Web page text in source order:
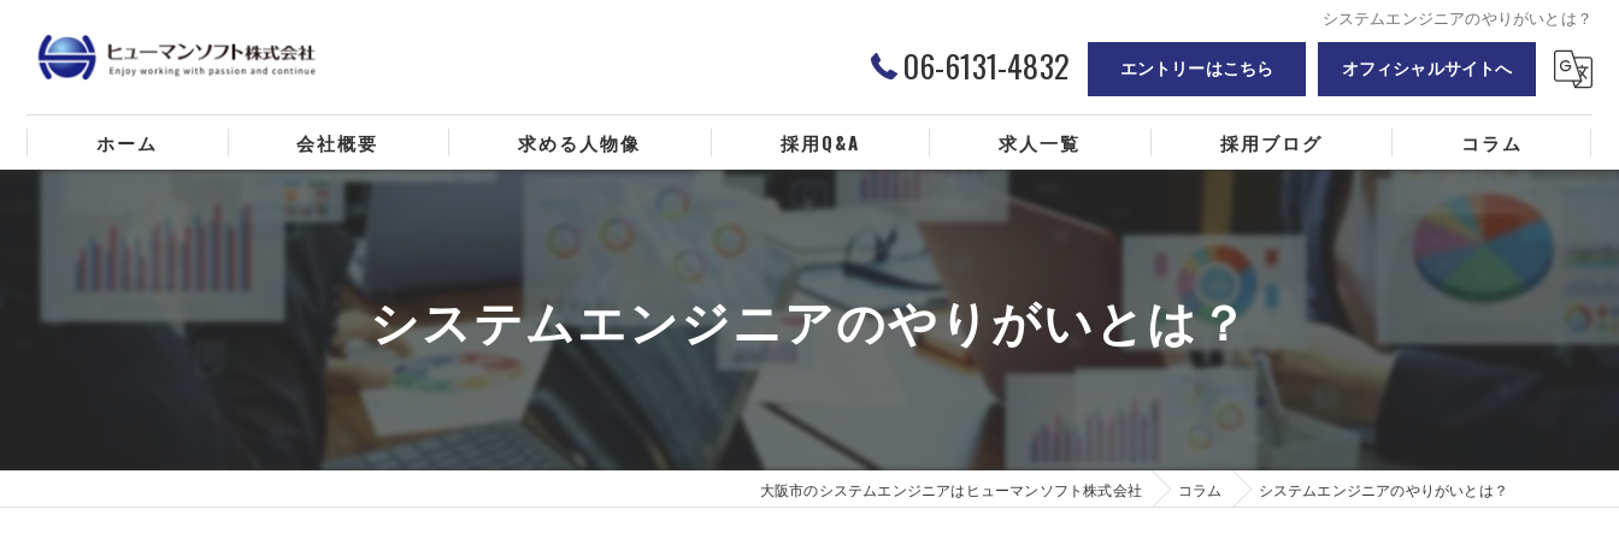
システムエンジニアのやりがいとは？
06-6131-4832 エントリーはこちら オフィシャルサイトへ
ホーム 会社概要
代表挨拶
求める人物像 採用Q&A 求人一覧 採用ブログ コラム
システムエンジニアのやりがいとは？
大阪市のシステムエンジニアはヒューマンソフト株式会社 コラム システムエンジニアのやりがいとは？